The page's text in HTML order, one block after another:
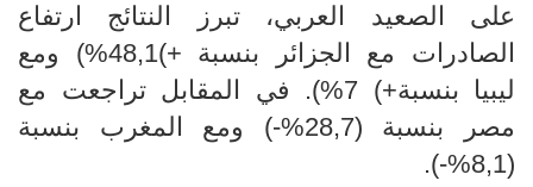
على الصعيد العربي، تبرز النتائج ارتفاع
الصادرات مع الجزائر بنسبة +)48,1%) ومع
ليبيا بنسبة+) 7%). في المقابل تراجعت مع
مصر بنسبة (28,7%-) ومع المغرب بنسبة
(8,1%-).